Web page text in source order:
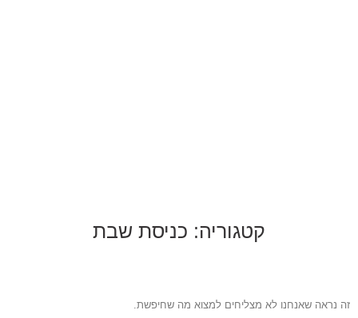
קטגוריה: כניסת שבת
זה נראה שאנחנו לא מצליחים למצוא מה שחיפשת.